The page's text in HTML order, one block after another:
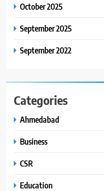
October 2025
September 2025
September 2022
Categories
Ahmedabad
Business
CSR
Education